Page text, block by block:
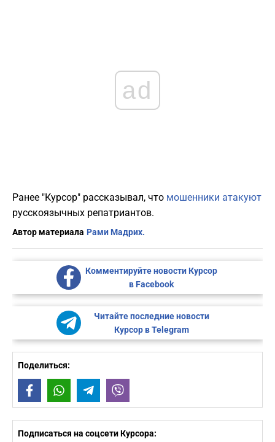
ad
Ранее "Курсор" рассказывал, что мошенники атакуют
русскоязычных репатриантов.
Автор материала Рами Мадрих.
Комментируйте новости Курсор
в Facebook
Читайте последние новости
Курсор в Telegram
Поделиться:
FacebookWhatsAppTelegram
Подписаться на соцсети Курсора: